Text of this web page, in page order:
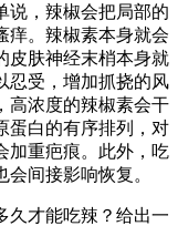
说，辣椒会把局部的
痒。辣椒素本身就会
皮肤神经末梢本身就
忍受，增加抓挠的风
高浓度的辣椒素会干
蛋白的有序排列，对
加重疤痕。此外，吃
间接影响恢复。
久才能吃辣？给出一